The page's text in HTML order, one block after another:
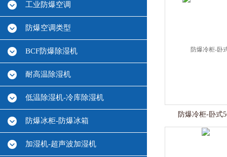
工业防爆空调
防爆空调类型
BCF防爆除湿机
耐高温除湿机
低温除湿机-冷库除湿机
防爆冰柜-防爆冰箱
加湿机-超声波加湿机
防爆冷柜-卧式